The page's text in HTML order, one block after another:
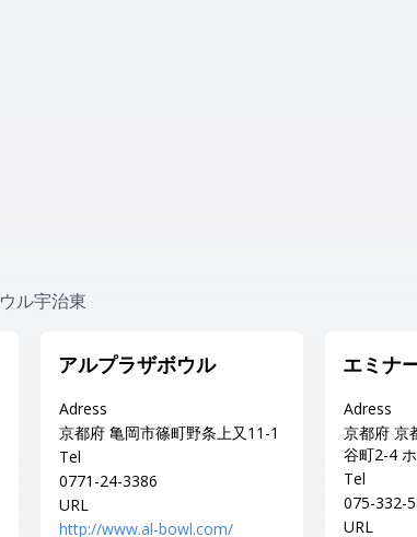
ル宇治東
アルプラザボウル
Adress
京都府 亀岡市篠町野条上又11-1
Tel
0771-24-3386
URL
http://www.al-bowl.com/
エミナ
Adress
京都府 京
谷町2-4
Tel
075-332-
URL